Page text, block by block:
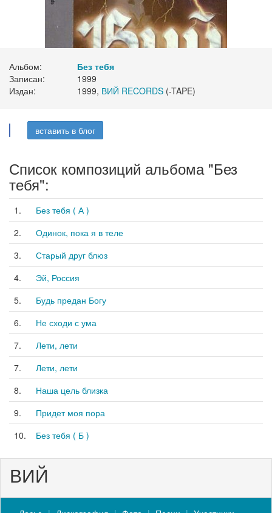
Альбом:
Без тебя
Записан:
1999
Издан:
1999, ВИЙ RECORDS (-TAPE)
вставить в блог
Список композиций альбома "Без
тебя":
1.
Без тебя ( А )
2.
Одинок, пока я в теле
3.
Старый друг блюз
4.
Эй, Россия
5.
Будь предан Богу
6.
Не сходи с ума
7.
Лети, лети
7.
Лети, лети
8.
Наша цель близка
9.
Придет моя пора
10.
Без тебя ( Б )
ВИЙ